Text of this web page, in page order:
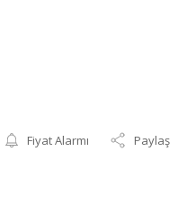
Fiyat Alarmı Paylaş